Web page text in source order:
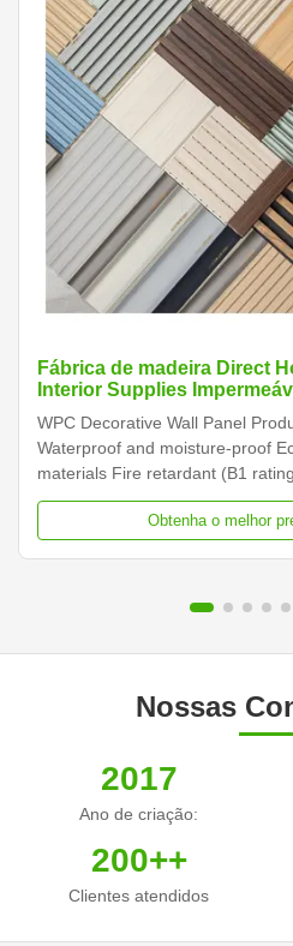
Fábrica de madeira Direct
Interior Supplies
WPC Decorative Wall Panel
Waterproof and moisture-proof
materials Fire retardant (B1
Easy to clean and maintain
insulation propertiesObtenha o melhor
Nossas
2017
Ano de criação:
200++
Clientes atendidos